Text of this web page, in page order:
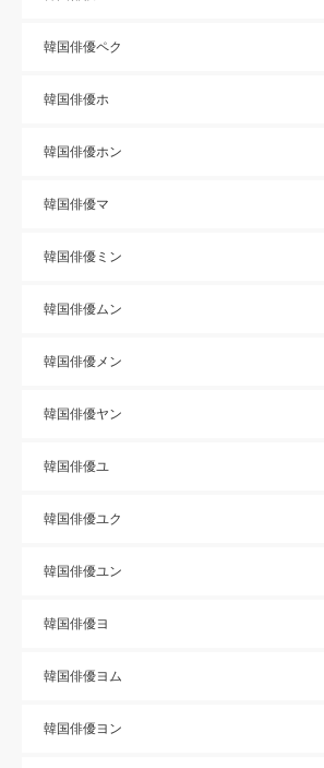
韓国俳優ペク
韓国俳優ホ
韓国俳優ホン
韓国俳優マ
韓国俳優ミン
韓国俳優ムン
韓国俳優メン
韓国俳優ヤン
韓国俳優ユ
韓国俳優ユク
韓国俳優ユン
韓国俳優ヨ
韓国俳優ヨム
韓国俳優ヨン